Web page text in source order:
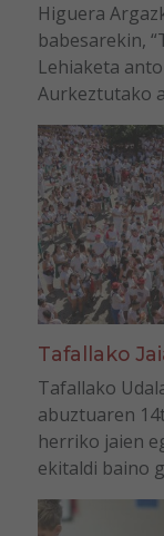
Higuera
babesarekin,
Lehiaketa
Aurkeztutako
Tafallako
Tafallako
abuztuaren
herriko jaien
ekitaldi baino